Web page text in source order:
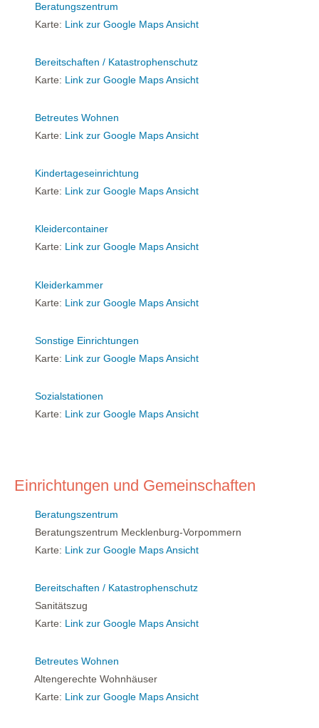
Beratungszentrum
Karte: Link zur Google Maps Ansicht
Bereitschaften / Katastrophenschutz
Karte: Link zur Google Maps Ansicht
Betreutes Wohnen
Karte: Link zur Google Maps Ansicht
Kindertageseinrichtung
Karte: Link zur Google Maps Ansicht
Kleidercontainer
Karte: Link zur Google Maps Ansicht
Kleiderkammer
Karte: Link zur Google Maps Ansicht
Sonstige Einrichtungen
Karte: Link zur Google Maps Ansicht
Sozialstationen
Karte: Link zur Google Maps Ansicht
Einrichtungen und Gemeinschaften
Beratungszentrum
Beratungszentrum Mecklenburg-Vorpommern
Karte: Link zur Google Maps Ansicht
Bereitschaften / Katastrophenschutz
Sanitätszug
Karte: Link zur Google Maps Ansicht
Betreutes Wohnen
Altengerechte Wohnhäuser
Karte: Link zur Google Maps Ansicht